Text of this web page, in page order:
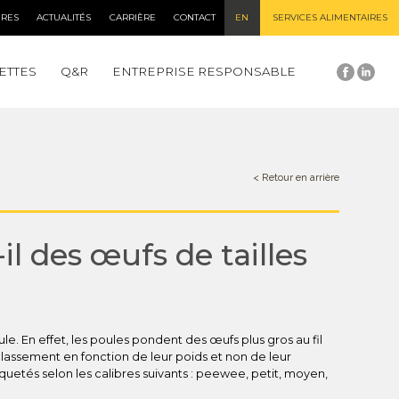
ACTUALITÉS CARRIÈRE CONTACT EN SERVICES ALIMENTAIRES
Q&R ENTREPRISE RESPONSABLE
< Retour en arrière
des œufs de tailles
En effet, les poules pondent des œufs plus gros au fil
en fonction de leur poids et non de leur
selon les calibres suivants : peewee, petit, moyen,